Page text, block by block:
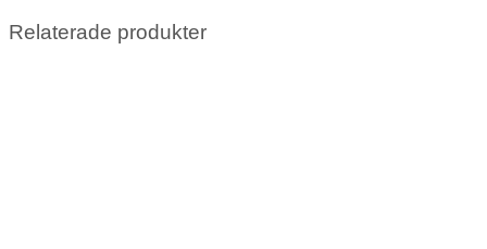
Relaterade produkter